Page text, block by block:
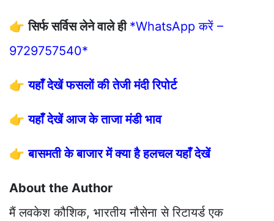
👉सिर्फ सर्विस लेने वाले ही *WhatsApp करें –
9729757540*
👉यहाँ देखें फसलों की तेजी मंदी रिपोर्ट
👉यहाँ देखें आज के ताजा मंडी भाव
👉बासमती के बाजार में क्या है हलचल यहाँ देखें
About the Author
मैं लवकेश कौशिक, भारतीय नौसेना से रिटायर्ड एक